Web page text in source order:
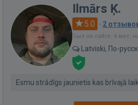
Ilmārs Ķ.
5.0 · 2
Был на сайте: 6 мес.
Latviski, По-
Esmu strādīgs jaunietis kas brīvajā